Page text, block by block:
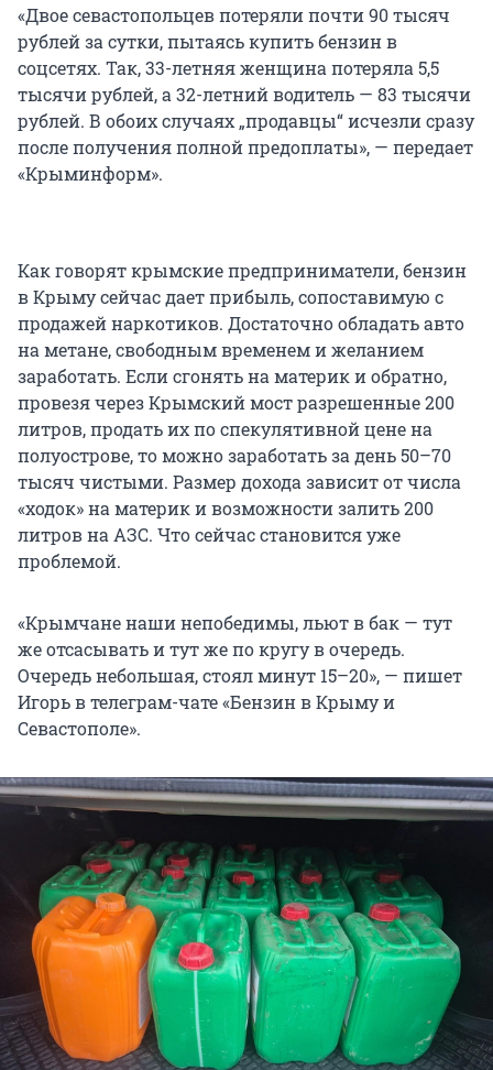
«Двое севастопольцев потеряли почти 90 тысяч
рублей за сутки, пытаясь купить бензин в
соцсетях. Так, 33-летняя женщина потеряла 5,5
тысячи рублей, а 32-летний водитель — 83 тысячи
рублей. В обоих случаях „продавцы“ исчезли сразу
после получения полной предоплаты», — передает
«Крыминформ».
Как говорят крымские предприниматели, бензин
в Крыму сейчас дает прибыль, сопоставимую с
продажей наркотиков. Достаточно обладать авто
на метане, свободным временем и желанием
заработать. Если сгонять на материк и обратно,
провезя через Крымский мост разрешенные 200
литров, продать их по спекулятивной цене на
полуострове, то можно заработать за день 50–70
тысяч чистыми. Размер дохода зависит от числа
«ходок» на материк и возможности залить 200
литров на АЗС. Что сейчас становится уже
проблемой.
«Крымчане наши непобедимы, льют в бак — тут
же отсасывать и тут же по кругу в очередь.
Очередь небольшая, стоял минут 15–20», — пишет
Игорь в телеграм-чате «Бензин в Крыму и
Севастополе».